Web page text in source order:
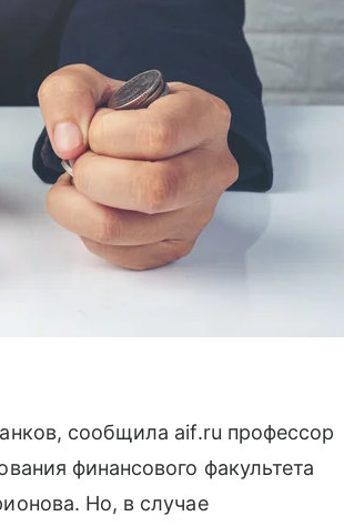
сообщила aif.ru профессор
финансового факультета
Но, в случае